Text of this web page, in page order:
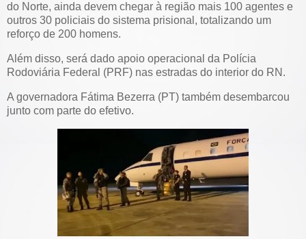
do Norte, ainda devem chegar à região mais 100 agentes e
outros 30 policiais do sistema prisional, totalizando um
reforço de 200 homens.
Além disso, será dado apoio operacional da Polícia
Rodoviária Federal (PRF) nas estradas do interior do RN.
A governadora Fátima Bezerra (PT) também desembarcou
junto com parte do efetivo.